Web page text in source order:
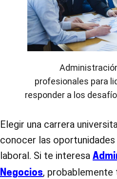
profesionales para
responder a los
Elegir una carrera
conocer las
laboral. Si te interesa
Negocios, probablemente